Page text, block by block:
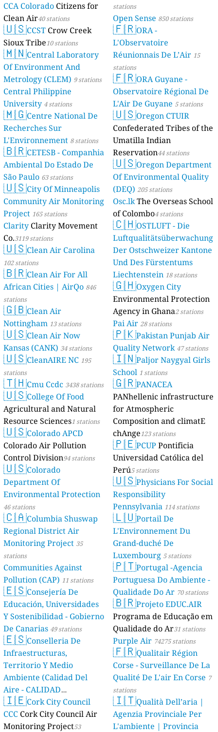
CCA Colorado Citizens for
Clean Air40 stations
🇺🇸CCST Crow Creek
Sioux Tribe10 stations
🇲🇳Central Laboratory
Of Environment And
Metrology (CLEM) 9 stations
Central Philippine
University 4 stations
🇲🇬Centre National De
Recherches Sur
L'Environnement 8 stations
🇧🇷CETESB - Companhia
Ambiental Do Estado De
São Paulo 63 stations
🇺🇸City Of Minneapolis
Community Air Monitoring
Project 165 stations
Clarity Clarity Movement
Co.3119 stations
🇺🇸Clean Air Carolina
102 stations
🇧🇷Clean Air For All
African Cities | AirQo 846
stations
🇬🇧Clean Air
Nottingham 13 stations
🇺🇸Clean Air Now
Kansas (CANK) 34 stations
🇺🇸CleanAIRE NC 195
stations
🇹🇭Cmu Ccdc 3438 stations
🇺🇸College Of Food
Agricultural and Natural
Resource Sciences1 stations
🇺🇸Colorado APCD
Colorado Air Pollution
Control Division94 stations
🇺🇸Colorado
Department Of
Environmental Protection
46 stations
🇨🇦Columbia Shuswap
Regional District Air
Monitoring Project 35
stations
Communities Against
Pollution (CAP) 11 stations
🇪🇸Consejería De
Educación, Universidades
Y Sostenibilidad - Gobierno
De Canarias 49 stations
🇪🇸Conselleria De
Infraestructuras,
Territorio Y Medio
Ambiente (Calidad Del
Aire - CALIDAD
AMBIENTAL) 23 stations
🇮🇪Cork City Council
CCC Cork City Council Air
Monitoring Project53
stations
Open Sense 850 stations
🇫🇷ORA -
L'Observatoire
Réunionnais De L’Air 15
stations
🇫🇷ORA Guyane -
Observatoire Régional De
L'Air De Guyane 5 stations
🇺🇸Oregon CTUIR
Confederated Tribes of the
Umatilla Indian
Reservation44 stations
🇺🇸Oregon Department
Of Environmental Quality
(DEQ) 205 stations
Osc.lkThe Overseas School
of Colombo4 stations
🇨🇭OSTLUFT - Die
Luftqualitätsüberwachung
Der Ostschweizer Kantone
Und Des Fürstentums
Liechtenstein 18 stations
🇬🇭Oxygen City
Environmental Protection
Agency in Ghana2 stations
Pai Air 28 stations
🇵🇰Pakistan Punjab Air
Quality Network 47 stations
🇮🇳Paljor Naygyal Girls
School 1 stations
🇬🇷PANACEA
PANhellenic infrastructure
for Atmospheric
Composition and climatE
chAnge123 stations
🇵🇪PCUP Pontificia
Universidad Católica del
Perú5 stations
🇺🇸Physicians For Social
Responsibility
Pennsylvania 114 stations
🇱🇺Portail De
L'Environnement Du
Grand-duché De
Luxembourg 5 stations
🇵🇹Portugal -Agencia
Portuguesa Do Ambiente -
Qualidade Do Ar 70 stations
🇧🇷Projeto EDUC.AIR
Programa de Educação em
Qualidade do Ar31 stations
Purple Air 74275 stations
🇫🇷Qualitair Région
Corse - Surveillance De La
Qualité De L'air En Corse 7
stations
🇮🇹Qualità Dell’aria |
Agenzia Provinciale Per
L'ambiente | Provincia